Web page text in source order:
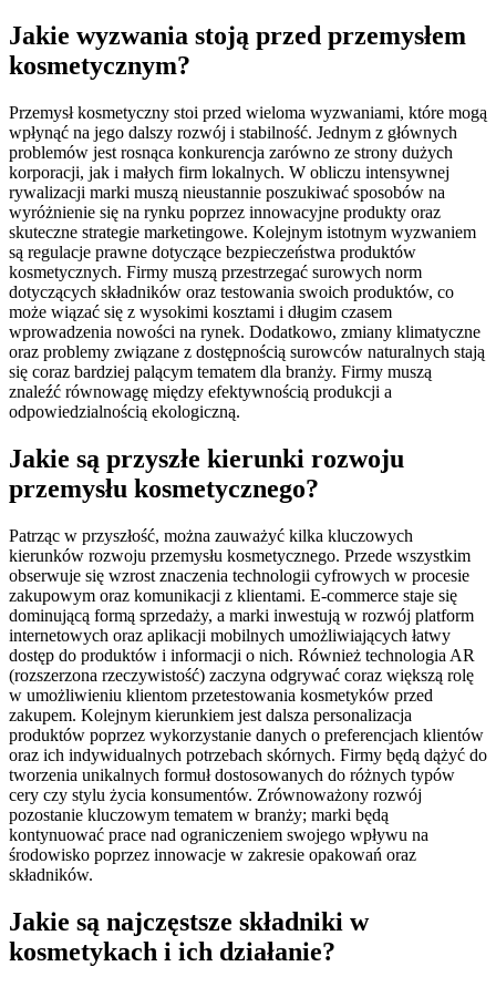
Jakie wyzwania stoją przed przemysłem
kosmetycznym?
Przemysł kosmetyczny stoi przed wieloma wyzwaniami, które mogą
wpłynąć na jego dalszy rozwój i stabilność. Jednym z głównych
problemów jest rosnąca konkurencja zarówno ze strony dużych
korporacji, jak i małych firm lokalnych. W obliczu intensywnej
rywalizacji marki muszą nieustannie poszukiwać sposobów na
wyróżnienie się na rynku poprzez innowacyjne produkty oraz
skuteczne strategie marketingowe. Kolejnym istotnym wyzwaniem
są regulacje prawne dotyczące bezpieczeństwa produktów
kosmetycznych. Firmy muszą przestrzegać surowych norm
dotyczących składników oraz testowania swoich produktów, co
może wiązać się z wysokimi kosztami i długim czasem
wprowadzenia nowości na rynek. Dodatkowo, zmiany klimatyczne
oraz problemy związane z dostępnością surowców naturalnych stają
się coraz bardziej palącym tematem dla branży. Firmy muszą
znaleźć równowagę między efektywnością produkcji a
odpowiedzialnością ekologiczną.
Jakie są przyszłe kierunki rozwoju
przemysłu kosmetycznego?
Patrząc w przyszłość, można zauważyć kilka kluczowych
kierunków rozwoju przemysłu kosmetycznego. Przede wszystkim
obserwuje się wzrost znaczenia technologii cyfrowych w procesie
zakupowym oraz komunikacji z klientami. E-commerce staje się
dominującą formą sprzedaży, a marki inwestują w rozwój platform
internetowych oraz aplikacji mobilnych umożliwiających łatwy
dostęp do produktów i informacji o nich. Również technologia AR
(rozszerzona rzeczywistość) zaczyna odgrywać coraz większą rolę
w umożliwieniu klientom przetestowania kosmetyków przed
zakupem. Kolejnym kierunkiem jest dalsza personalizacja
produktów poprzez wykorzystanie danych o preferencjach klientów
oraz ich indywidualnych potrzebach skórnych. Firmy będą dążyć do
tworzenia unikalnych formuł dostosowanych do różnych typów
cery czy stylu życia konsumentów. Zrównoważony rozwój
pozostanie kluczowym tematem w branży; marki będą
kontynuować prace nad ograniczeniem swojego wpływu na
środowisko poprzez innowacje w zakresie opakowań oraz
składników.
Jakie są najczęstsze składniki w
kosmetykach i ich działanie?